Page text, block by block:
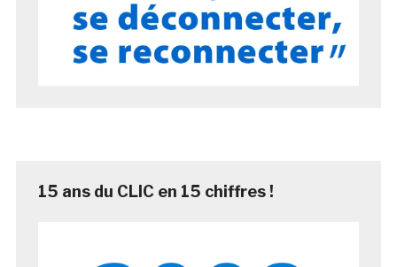
15 ans du CLIC en 15 chiffres !